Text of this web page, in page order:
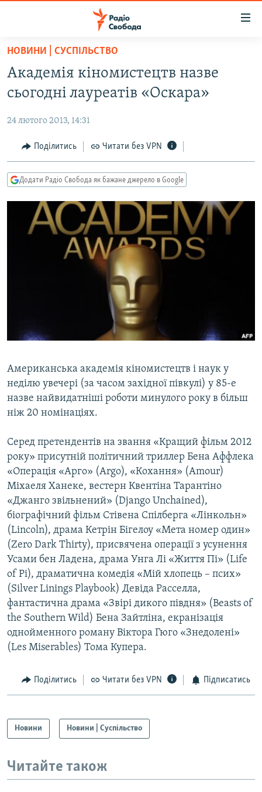
Перейти
основного
матеріалу
до
навігації
Перейти
до
ВСЕ ЗА ДОБУ
ПОЛІТИКА
ЕКОНОМІКА
КУЛЬТУРА
СПОРТ
УКРАЇНА
ВІЙНА
РОСІЙСЬКА «ФІЛЬТРАЦІЯ»
КРИМ.РЕАЛІЇ
ТИ ЯК?
СХЕМИ
КИТАЙ.ВИКЛИКИ
ПОДКАСТИ
КРИМ РЕАЛІЇ
РУС
УКР
ДОЛУЧАЙСЯ!
Усі сайти RFE/RL
НОВИНИ | СУСПІЛЬСТВО
Академія кіномистецтв назве
сьогодні лауреатів «Оскара»
24 лютого 2013, 14:31
Поділитись Читати без VPN
Додати Радіо Свобода як бажане джерело в Google
Американська академія кіномистецтв і наук у
неділю увечері (за часом західної півкулі) у 85-е
назве найвидатніші роботи минулого року в більш
ніж 20 номінаціях.
Серед претендентів на звання «Кращий фільм 2012
року» присутній політичний триллер Бена Аффлека
«Операція «Арго» (Argo), «Кохання» (Amour)
Міхаеля Ханеке, вестерн Квентіна Тарантіно
«Джанго звільнений» (Django Unchained),
біографічний фільм Стівена Спілберга «Лінкольн»
(Lincoln), драма Кетрін Бігелоу «Мета номер один»
(Zero Dark Thirty), присвячена операції з усунення
Усами бен Ладена, драма Унга Лі «Життя Пі» (Life
of Pi), драматична комедія «Мій хлопець – псих»
(Silver Linings Playbook) Девіда Расселла,
фантастична драма «Звірі дикого півдня» (Beasts of
the Southern Wild) Бена Зайтліна, екранізація
однойменного роману Віктора Гюго «Знедолені»
(Les Miserables) Тома Купера.
Поділитись Читати без VPN Підписатись
Новини Новини | Суспільство
Читайте також